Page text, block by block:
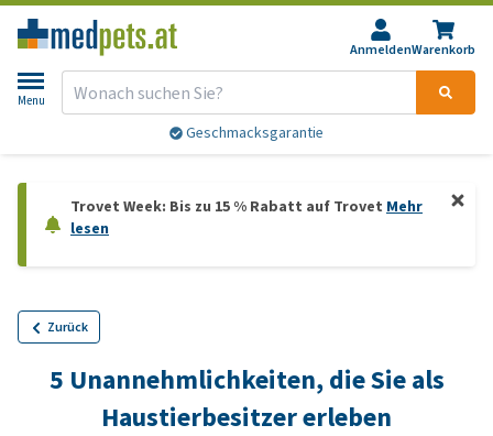
AnmeldenWarenkorb
Menu
Geschmacksgarantie
Trovet Week: Bis zu 15 % Rabatt auf Trovet Mehr
lesen
Zurück
5 Unannehmlichkeiten, die Sie als
Haustierbesitzer erleben